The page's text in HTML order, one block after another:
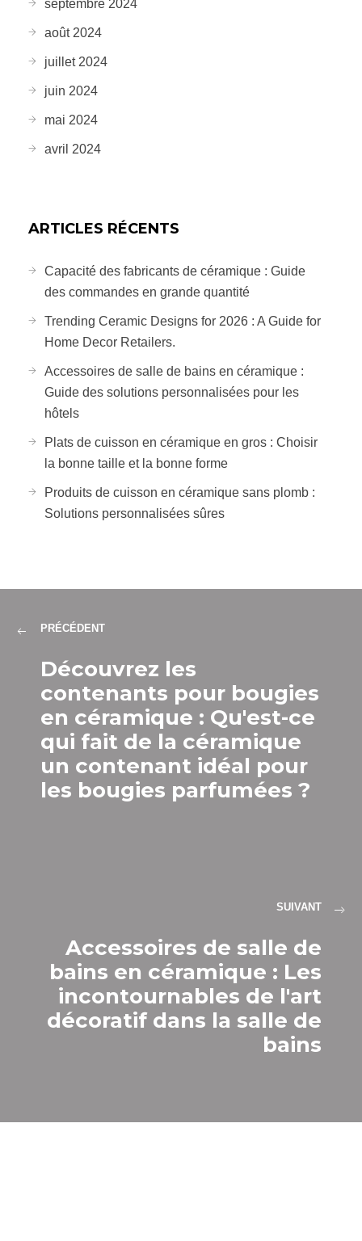
septembre 2024
août 2024
juillet 2024
juin 2024
mai 2024
avril 2024
ARTICLES RÉCENTS
Capacité des fabricants de céramique : Guide
des commandes en grande quantité
Trending Ceramic Designs for 2026 : A Guide for
Home Decor Retailers.
Accessoires de salle de bains en céramique :
Guide des solutions personnalisées pour les
hôtels
Plats de cuisson en céramique en gros : Choisir
la bonne taille et la bonne forme
Produits de cuisson en céramique sans plomb :
Solutions personnalisées sûres
PRÉCÉDENT
Découvrez les
contenants pour bougies
en céramique : Qu'est-ce
qui fait de la céramique
un contenant idéal pour
les bougies parfumées ?
SUIVANT
Accessoires de salle de
bains en céramique : Les
incontournables de l'art
décoratif dans la salle de
bains